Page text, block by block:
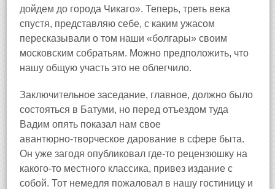
дойдем до города Чикаго». Теперь, треть века
спустя, представляю себе, с каким ужасом
пересказывали о том наши «болгары» своим
московским собратьям. Можно предположить, что
нашу общую участь это не облегчило.
Заключительное заседание, главное, должно было
состояться в Батуми, но перед отъездом туда
Вадим опять показал нам свое
авантюрно‑творческое дарование в сфере быта.
Он уже загодя опубликовал где‑то рецензюшку на
какого‑то местного классика, привез издание с
собой. Тот немедля пожаловал в нашу гостиницу и